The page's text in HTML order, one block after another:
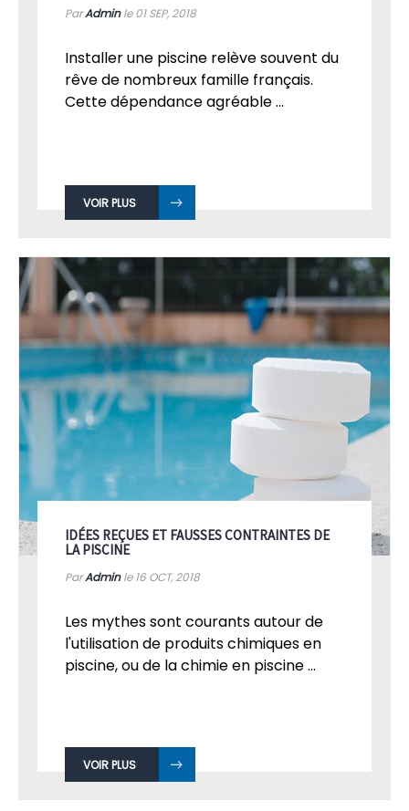
ParAdminle 01SEP, 2018
Installer une piscine relève souvent du
rêve de nombreux famille français.
Cette dépendance agréable ...
VOIR PLUS
IDÉES REÇUES ET FAUSSES CONTRAINTES DE
LA PISCINE
ParAdminle 16 OCT, 2018
Les mythes sont courants autour de
l'utilisation de produits chimiques en
piscine, ou de la chimie en piscine ...
VOIR PLUS